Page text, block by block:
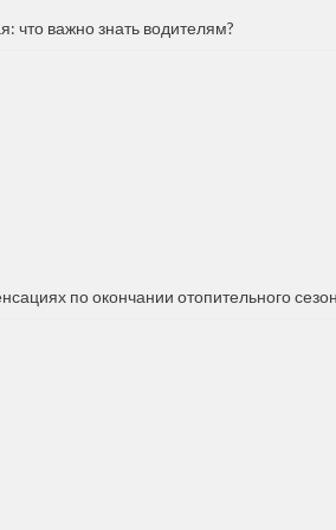
что важно знать водителям?
по окончании отопительного